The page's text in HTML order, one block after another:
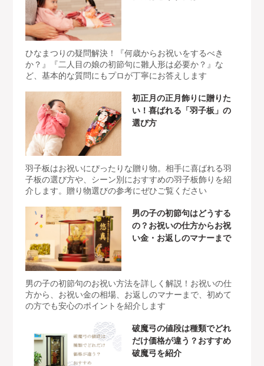
ひなまつりの疑問解決！『何歳からお祝いをするべき
か？』『二人目の娘の初節句に雛人形は必要か？』な
ど、基本的な質問にもプロが丁寧にお答えします
初正月の正月飾りに贈りた
い！喜ばれる「羽子板」の
選び方
羽子板はお祝いにぴったりな贈り物。相手に喜ばれる羽
子板の選び方や、シーン別におすすめの羽子板飾りを紹
介します。贈り物選びの参考にぜひご覧ください
男の子の初節句はどうする
の？お祝いの仕方からお祝
い金・お返しのマナーまで
男の子の初節句のお祝い方法を詳しく解説！お祝いの仕
方から、お祝い金の相場、お返しのマナーまで、初めて
の方でも安心のポイントを紹介します
破魔弓の値段は種類でどれ
だけ価格が違う？おすすめ
破魔弓を紹介